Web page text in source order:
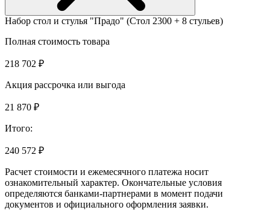
Набор стол и стулья "Прадо" (Стол 2300 + 8 стульев)
Полная стоимость товара
218 702 ₽
Акция рассрочка или выгода
21 870 ₽
Итого:
240 572 ₽
Расчет стоимости и ежемесячного платежа носит
ознакомительный характер. Окончательные условия
определяются банками-партнерами в момент подачи
документов и официального оформления заявки.